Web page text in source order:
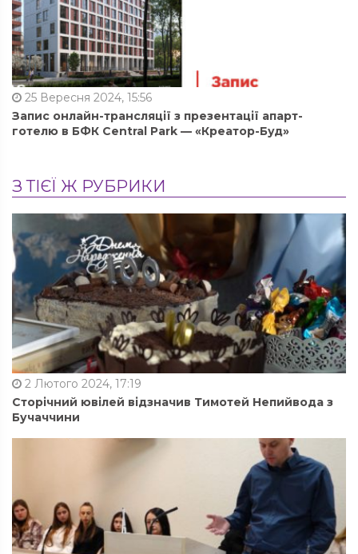
25 Вересня 2024, 15:56
Запис онлайн-трансляції з презентації апарт-
готелю в БФК Central Park — «Креатор-Буд»
З ТІЄЇ Ж РУБРИКИ
2 Лютого 2024, 17:19
Сторічний ювілей відзначив Тимотей Непийвода з
Бучаччини